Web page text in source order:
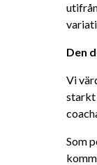
Den
Vi
starkt
Som